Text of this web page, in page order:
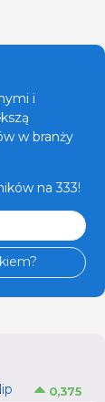
i
w branży
na 333!
0,375